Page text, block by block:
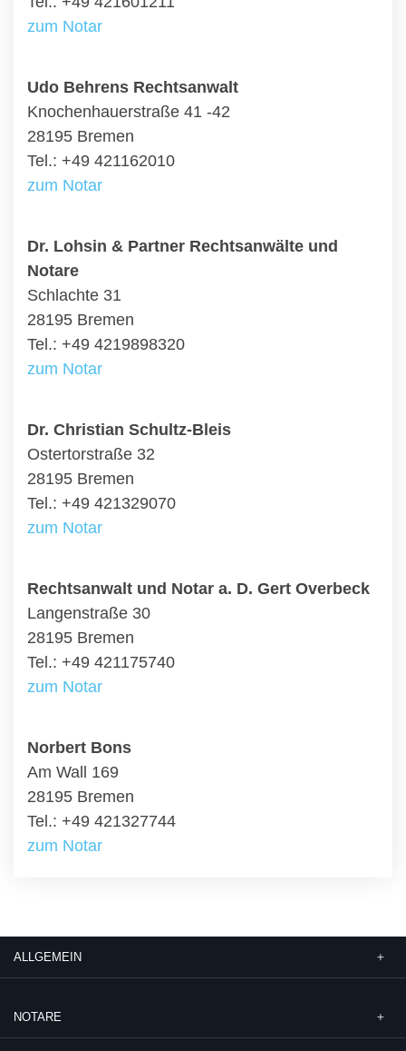
zum Notar
Udo Behrens Rechtsanwalt
Knochenhauerstraße 41 -42
28195 Bremen
Tel.: +49 421162010
zum Notar
Dr. Lohsin & Partner Rechtsanwälte und
Notare
Schlachte 31
28195 Bremen
Tel.: +49 4219898320
zum Notar
Dr. Christian Schultz-Bleis
Ostertorstraße 32
28195 Bremen
Tel.: +49 421329070
zum Notar
Rechtsanwalt und Notar a. D. Gert Overbeck
Langenstraße 30
28195 Bremen
Tel.: +49 421175740
zum Notar
Norbert Bons
Am Wall 169
28195 Bremen
Tel.: +49 421327744
zum Notar
ALLGEMEIN
NOTARE